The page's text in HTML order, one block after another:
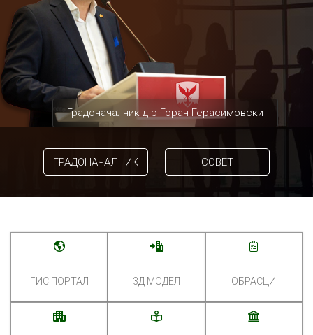
Градоначалник д-р Горан Герасимовски
ГРАДОНАЧАЛНИК СОВЕТ
ГИС ПОРТАЛ 3Д МОДЕЛ ОБРАСЦИ